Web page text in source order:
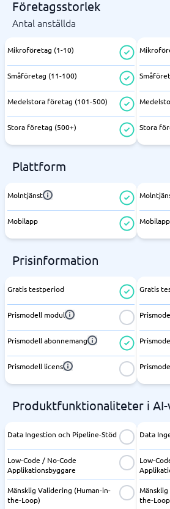
Företagsstorlek
Antal anställda
Mikroföretag (1-10)
Småföretag (11-100)
Medelstora företag (101-500)
Stora företag (500+) Stora
Plattform
Molntjänst
Mobilapp Mobilapp
Prisinformation
Gratis testperiod
Prismodell modul
Prismodell abonnemang
Prismodell licens
Gratis
Produktfunktionaliteter i
Data Ingestion och Pipeline-Stöd
Low-Code / No-Code
Applikationsbyggare
Mänsklig Validering (Human-in-
the-Loop)
Data
Low-
the-